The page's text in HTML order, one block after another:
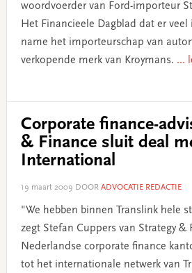
woordvoerder van Ford-importeur
Het Financieele Dagblad dat er
name het importeurschap van
verkopende merk van Kroymans. ...
Corporate finance-
& Finance sluit deal
International
19 maart 2009 DOOR ADVOCATIE REDACTIE
"We hebben binnen Translink hele
zegt Stefan Cuppers van Strategy &
Nederlandse corporate finance
tot het internationale netwerk van